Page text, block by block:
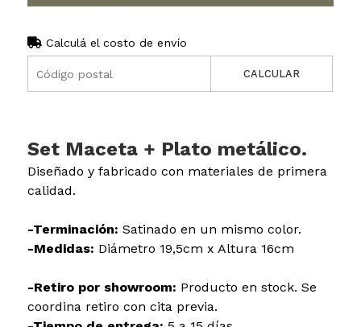
Calculá el costo de envío
CALCULAR
Set Maceta + Plato metálico.
Diseñado y fabricado con materiales de primera
calidad.
-Terminación: Satinado en un mismo color.
-Medidas: Diámetro 19,5cm x Altura 16cm
-Retiro por showroom: Producto en stock. Se
coordina retiro con cita previa.